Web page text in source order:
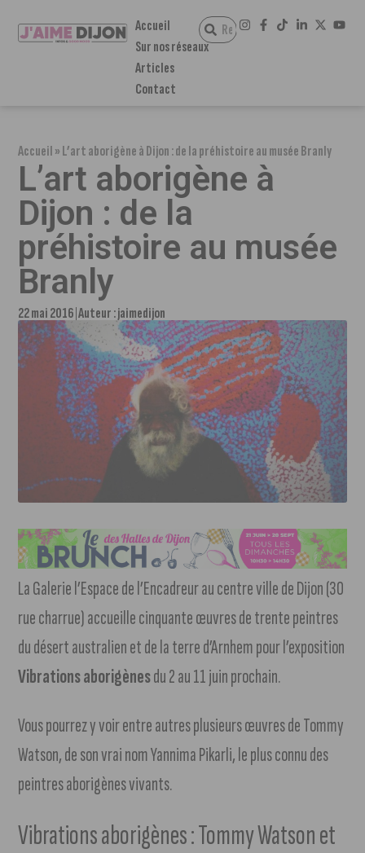
Accueil
Sur nos réseaux
Articles
Contact
Accueil»L’art aborigène à Dijon : de la préhistoire au musée Branly
L’art aborigène à
Dijon : de la
préhistoire au musée
Branly
22 mai 2016 Auteur :jaimedijon
La Galerie l’Espace de l’Encadreur au centre ville de Dijon (30
rue charrue) accueille cinquante œuvres de trente peintres
du désert australien et de la terre d’Arnhem pour l’exposition
Vibrations aborigènesdu 2 au 11 juin prochain.
Vous pourrez y voir entre autres plusieurs œuvres de Tommy
Watson, de son vrai nom Yannima Pikarli, le plus connu des
peintres aborigènes vivants.
Vibrations aborigènes :Tommy Watson et